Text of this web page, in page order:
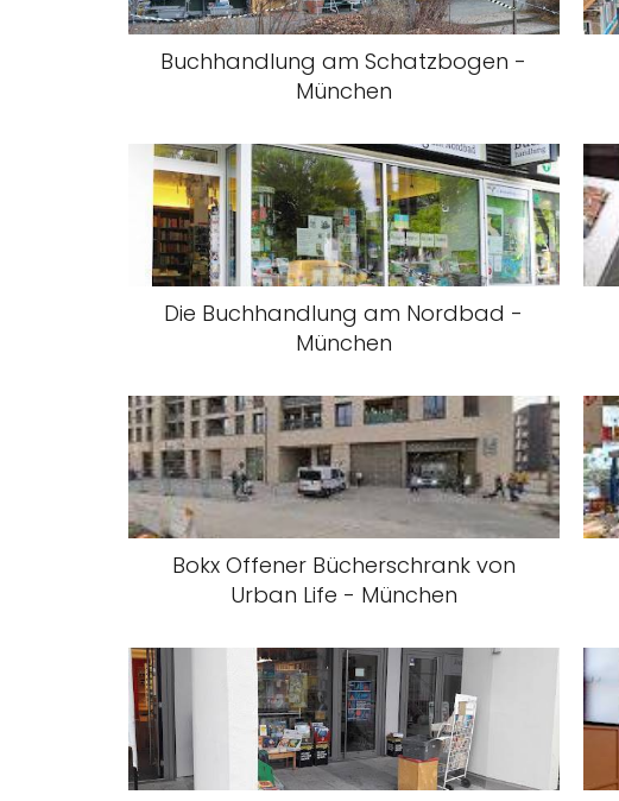
Buchhandlung am Schatzbogen -
München
Die Buchhandlung am Nordbad -
München
Bokx Offener Bücherschrank von
Urban Life - München